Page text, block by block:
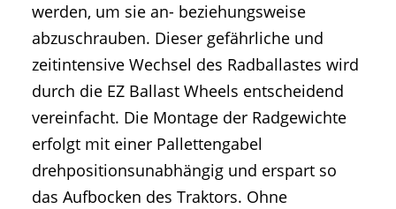
werden, um sie an- beziehungsweise
abzuschrauben. Dieser gefährliche und
zeitintensive Wechsel des Radballastes wird
durch die EZ Ballast Wheels entscheidend
vereinfacht. Die Montage der Radgewichte
erfolgt mit einer Pallettengabel
drehpositionsunabhängig und erspart so
das Aufbocken des Traktors. Ohne